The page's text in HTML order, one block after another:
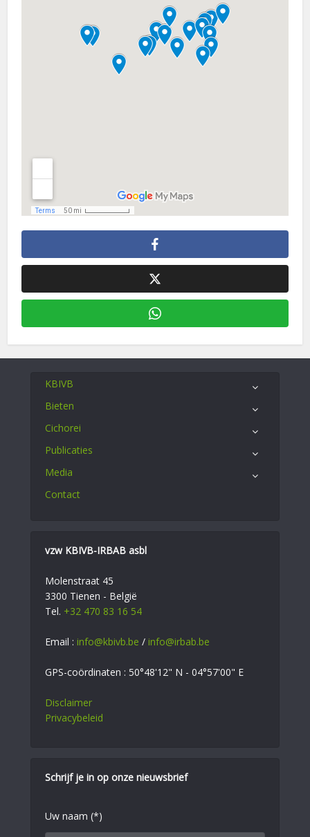
KBIVB
Bieten
Cichorei
Publicaties
Media
Contact
vzw KBIVB-IRBAB asbl
Molenstraat 45
3300 Tienen - België
Tel. +32 470 83 16 54
Email : info@kbivb.be / info@irbab.be
GPS-coördinaten : 50°48'12" N - 04°57'00" E
Disclaimer
Privacybeleid
Schrijf je in op onze nieuwsbrief
Uw naam (*)